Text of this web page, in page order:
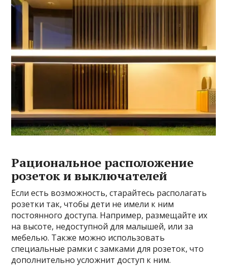
Рациональное расположение
розеток и выключателей
Если есть возможность, старайтесь располагать
розетки так, чтобы дети не имели к ним
постоянного доступа. Например, размещайте их
на высоте, недоступной для малышей, или за
мебелью. Также можно использовать
специальные рамки с замками для розеток, что
дополнительно усложнит доступ к ним.